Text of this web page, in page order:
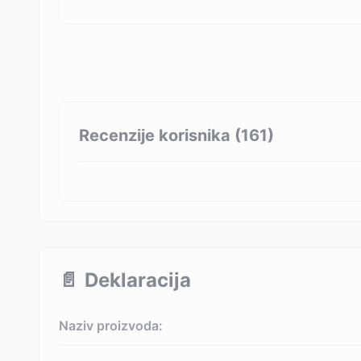
Recenzije korisnika (161)
📄 Deklaracija
Naziv proizvoda: